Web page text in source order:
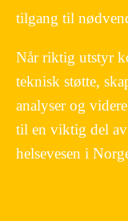
tilgang til
Når riktig utstyr
teknisk støtte,
analyser og
til en viktig del
helsevesen i